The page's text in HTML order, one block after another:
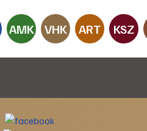
AMK VHK ART KSZ